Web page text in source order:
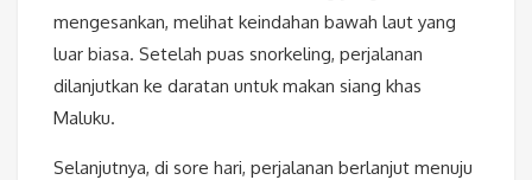
mengesankan, melihat keindahan bawah laut yang
luar biasa. Setelah puas snorkeling, perjalanan
dilanjutkan ke daratan untuk makan siang khas
Maluku.
Selanjutnya, di sore hari, perjalanan berlanjut menuju